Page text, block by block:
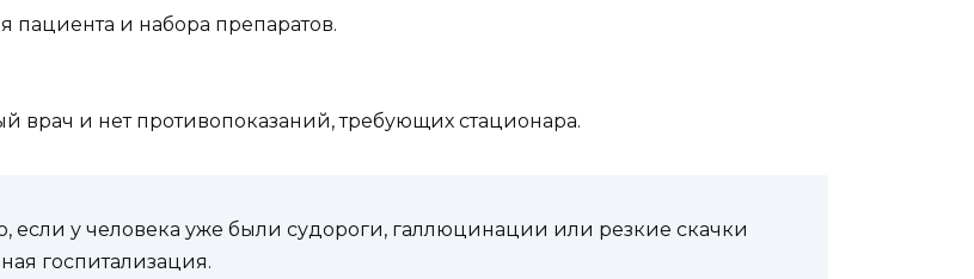
пациента и набора препаратов.
и нет противопоказаний, требующих стационара.
если у человека уже были судороги, галлюцинации или резкие скачки
госпитализация.